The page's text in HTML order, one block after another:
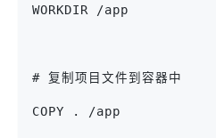
WORKDIR /app
# 复制项目文件到容器中
COPY . /app